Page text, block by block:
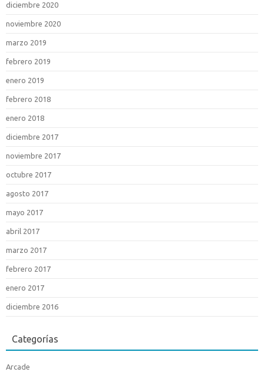
diciembre 2020
noviembre 2020
marzo 2019
febrero 2019
enero 2019
febrero 2018
enero 2018
diciembre 2017
noviembre 2017
octubre 2017
agosto 2017
mayo 2017
abril 2017
marzo 2017
febrero 2017
enero 2017
diciembre 2016
Categorías
Arcade